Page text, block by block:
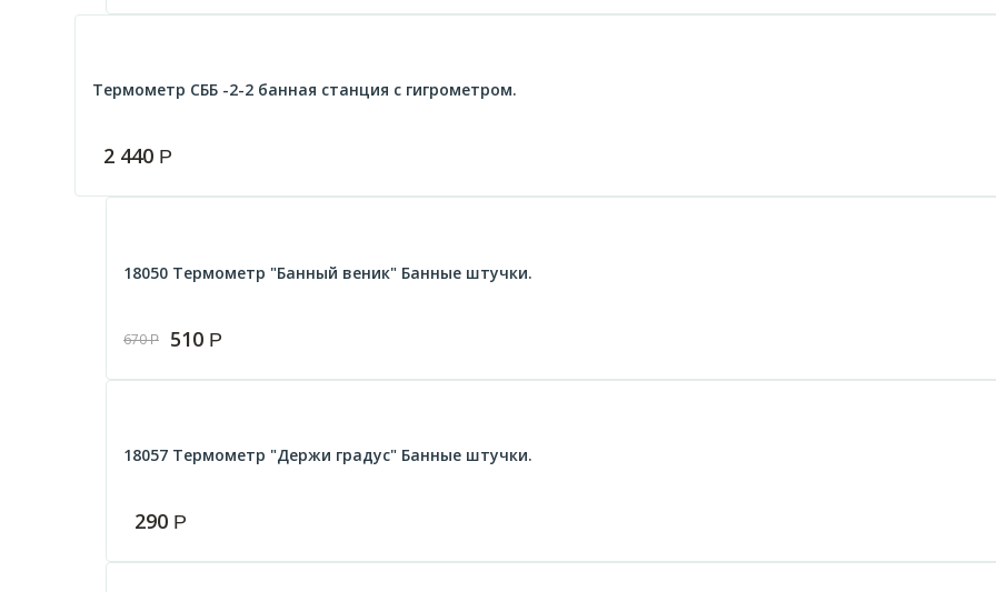
Термометр СББ -2-2 банная станция с гигрометром.
2 440 Р
18050 Термометр "Банный веник" Банные штучки.
670Р 510 Р
18057 Термометр "Держи градус" Банные штучки.
290 Р